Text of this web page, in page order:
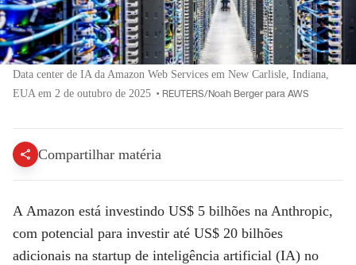
Data center de IA da Amazon Web Services em New Carlisle, Indiana,
EUA em 2 de outubro de 2025 • REUTERS/Noah Berger para AWS
Compartilhar matéria
A Amazon está investindo US$ 5 bilhões na Anthropic,
com potencial para investir até US$ 20 bilhões
adicionais na startup de inteligência artificial (IA) no